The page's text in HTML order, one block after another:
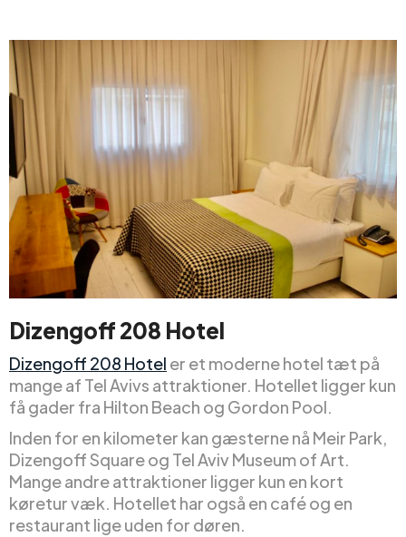
Dizengoff 208 Hotel
Dizengoff 208 Hotel er et moderne hotel tæt på
mange af Tel Avivs attraktioner. Hotellet ligger kun
få gader fra Hilton Beach og Gordon Pool.
Inden for en kilometer kan gæsterne nå Meir Park,
Dizengoff Square og Tel Aviv Museum of Art.
Mange andre attraktioner ligger kun en kort
køretur væk. Hotellet har også en café og en
restaurant lige uden for døren.